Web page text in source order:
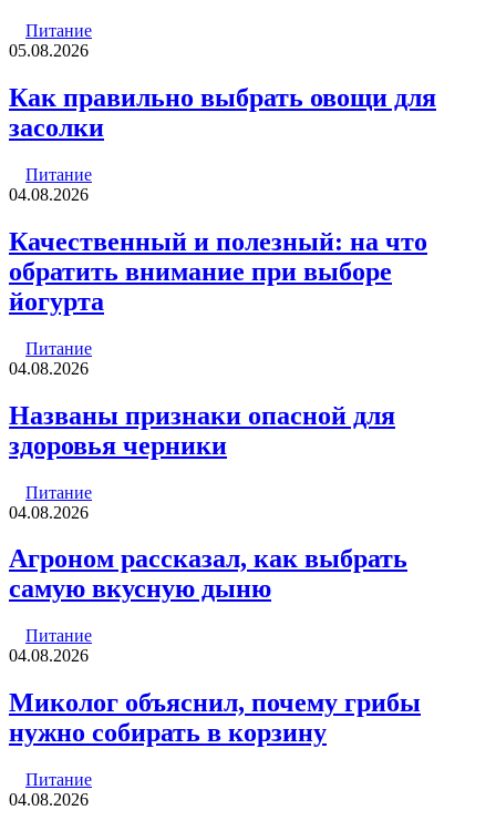
Питание
05.08.2026
Как правильно выбрать овощи для
засолки
Питание
04.08.2026
Качественный и полезный: на что
обратить внимание при выборе
йогурта
Питание
04.08.2026
Названы признаки опасной для
здоровья черники
Питание
04.08.2026
Агроном рассказал, как выбрать
самую вкусную дыню
Питание
04.08.2026
Миколог объяснил, почему грибы
нужно собирать в корзину
Питание
04.08.2026